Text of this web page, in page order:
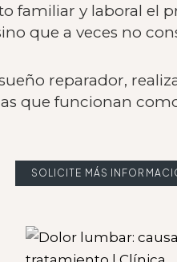
familiar y laboral el
que a veces no
reparador,
que funcionan
SOLICITE MÁS